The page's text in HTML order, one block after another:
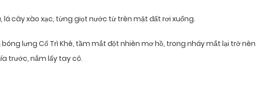
cây xào xạc, từng giọt nước từ trên mặt đất rơi xuống.
lưng Cố Trì Khê, tầm mắt đột nhiên mơ hồ, trong nháy mắt lại trở nên
trước, nắm lấy tay cô.